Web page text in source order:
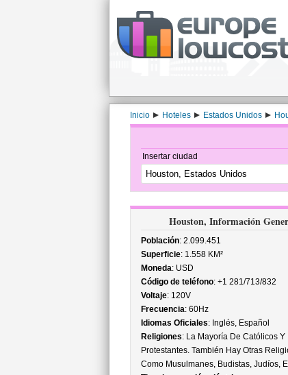
Inicio Hoteles Estados Unidos
Insertar ciudad
Houston, Información
Población: 2.099.451
Superficie: 1.558 KM²
Moneda: USD
Código de teléfono: +1 281/713/832
Voltaje: 120V
Frecuencia: 60Hz
Idiomas Oficiales: Inglés, Español
Religiones: La Mayoría De Católicos Y
Protestantes. También Hay Otras
Como Musulmanes, Budistas, Judíos,